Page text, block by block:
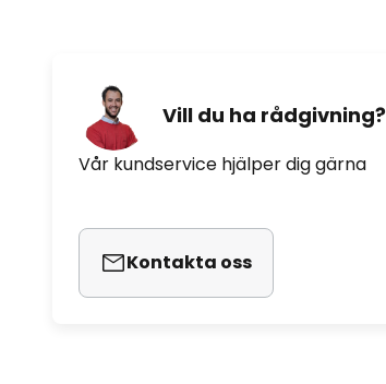
Vill du ha rådgivning?
Vår kundservice hjälper dig gärna
Kontakta oss